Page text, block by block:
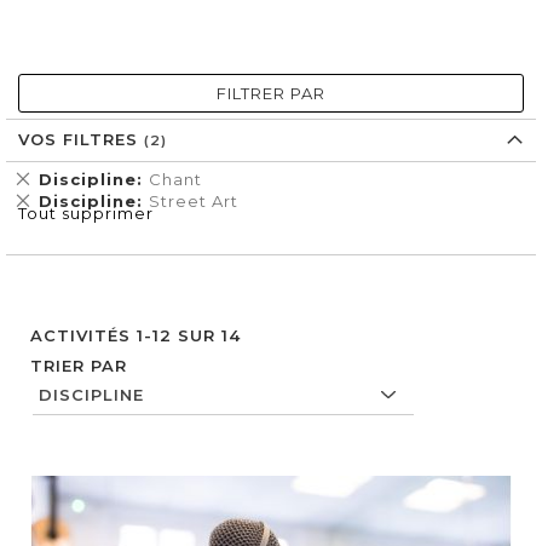
ACTIVITÉS 1-12 SUR 14
TRIER PAR
FILTRER PAR
VOS FILTRES
Discipline Chant
Supprimer
cet
Élément
Discipline Street Art
Supprimer
cet
Tout supprimer